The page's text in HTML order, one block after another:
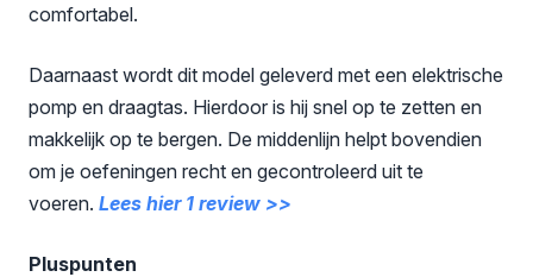
comfortabel.
Daarnaast wordt dit model geleverd met een elektrische
pomp en draagtas. Hierdoor is hij snel op te zetten en
makkelijk op te bergen. De middenlijn helpt bovendien
om je oefeningen recht en gecontroleerd uit te
voeren. Lees hier 1 review >>
Pluspunten